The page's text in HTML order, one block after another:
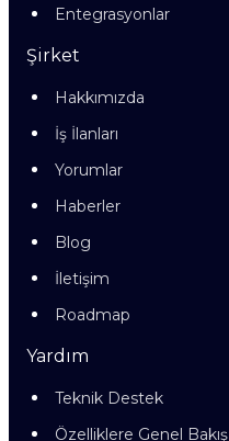
Entegrasyonlar
Şirket
Hakkımızda
İş İlanları
Yorumlar
Haberler
Blog
İletişim
Roadmap
Yardım
Teknik Destek
Özelliklere Genel Bakış